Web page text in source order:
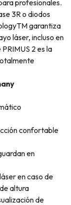
profesionales.
3R o diodos
garantiza
láser, incluso en
2 es la
confortable
en
en caso de
altura
de